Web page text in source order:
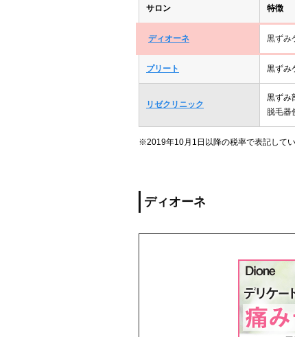
サロン 特徴
ディオーネ 黒ずみ
プリート 黒ずみ
リゼクリニック
黒ずみ
脱毛器
※2019年10月1日以降の税率で表記してい
ディオーネ